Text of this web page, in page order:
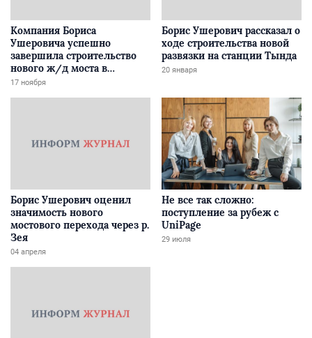
Компания Бориса
Ушеровича успешно
завершила строительство
нового ж/д моста в
Забайкалье
17 ноября
Борис Ушерович рассказал о
ходе строительства новой
развязки на станции Тында
20 января
Борис Ушерович оценил
значимость нового
мостового перехода через р.
Зея
04 апреля
Не все так сложно:
поступление за рубеж с
UniPage
29 июля